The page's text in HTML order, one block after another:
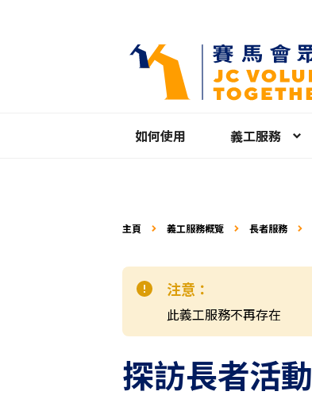
如何使用 義工服務
主頁 義工服務概覽 長者服務
注意：
此義工服務不再存在
探訪長者活動